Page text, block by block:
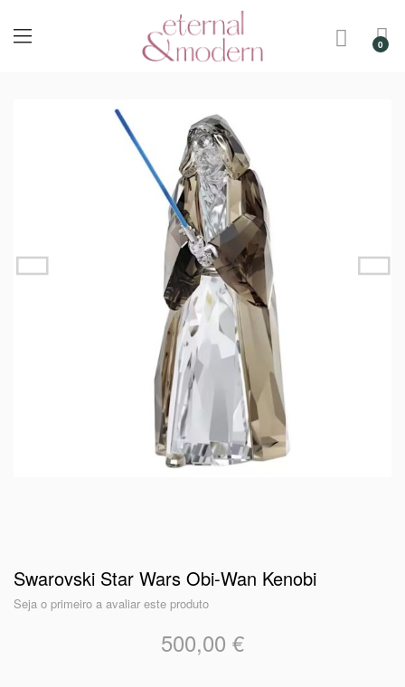
Swarovski Star Wars Obi-Wan Kenobi
Seja o primeiro a avaliar este produto
500,00 €